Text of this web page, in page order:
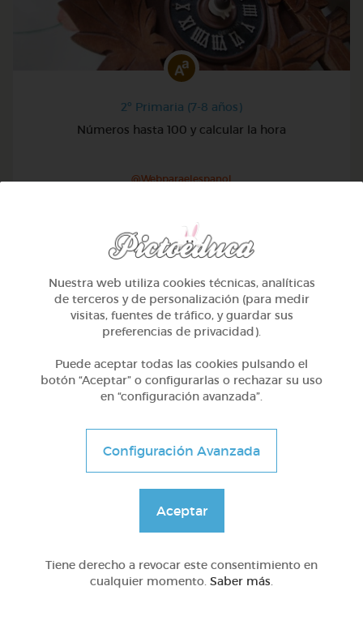
2º Primaria (7-8 años)
Números hasta 100 y calcular la hora
@Webparaelespanol
2º Primaria (7-8 años)
Lo más sano en la cocina y 2 fábulas de esopo
@Webparaelespanol
Nuestra web utiliza cookies técnicas, analíticas
de terceros y de personalización (para medir
visitas, fuentes de tráfico, y guardar sus
preferencias de privacidad).
Puede aceptar todas las cookies pulsando el
botón “Aceptar” o configurarlas o rechazar su uso
en “configuración avanzada”.
Configuración Avanzada
Aceptar
Tiene derecho a revocar este consentimiento en
cualquier momento. Saber más.